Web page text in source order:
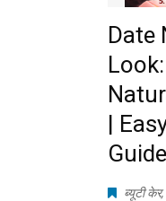
Date
Look:
|
ब्यूटी केर,